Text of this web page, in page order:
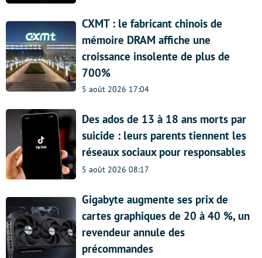
CXMT : le fabricant chinois de
mémoire DRAM affiche une
croissance insolente de plus de
700%
5 août 2026 17:04
Des ados de 13 à 18 ans morts par
suicide : leurs parents tiennent les
réseaux sociaux pour responsables
5 août 2026 08:17
Gigabyte augmente ses prix de
cartes graphiques de 20 à 40 %, un
revendeur annule des
précommandes